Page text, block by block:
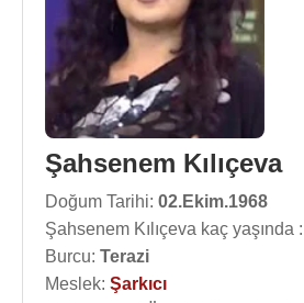
Şahsenem Kılıçeva
Doğum Tarihi: 02.Ekim.1968
Şahsenem Kılıçeva kaç yaşında :
Burcu: Terazi
Meslek: Şarkıcı